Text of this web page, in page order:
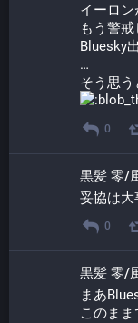
イーロ
もう警
Bluesky
…
そう思
0
黒髪 零/
妥協は大
0
黒髪 零/
まあ
このま